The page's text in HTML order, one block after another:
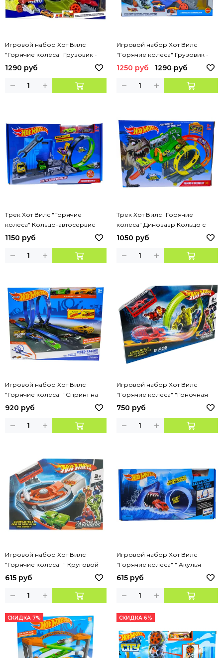
Игровой набор Хот Вилс
"Горячие колёса" Грузовик -
дракон с машинками 6 шт
1290 руб
Игровой набор Хот Вилс
"Горячие колёса" Грузовик -
Акула с машинками 6 шт
1250 руб 1290 руб
Трек Хот Вилс "Горячие
колёса" Кольцо-автосервис
1150 руб
Трек Хот Вилс "Горячие
колёса" Динозавр Кольцо с
петлёй
1050 руб
Игровой набор Хот Вилс
"Горячие колёса" "Спринт на
спиралях" + 2 машинки
920 руб
Игровой набор Хот Вилс
"Горячие колёса" "Гоночная
трасса супер героев " + 1
750 руб
Игровой набор Хот Вилс
"Горячие колёса" " Круговой
Трек : Мстители" + 1 машинка
615 руб
Игровой набор Хот Вилс
"Горячие колёса" " Акулья
петля " + 1 машинка
615 руб
СКИДКА 7% СКИДКА 6%